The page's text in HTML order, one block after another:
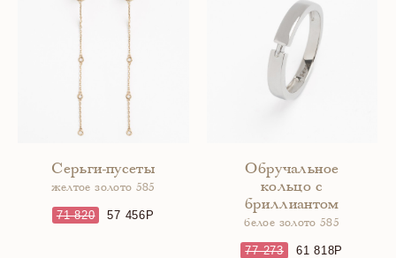
Серьги-пусеты
желтое золото 585
71 820 57 456
Обручальное
кольцо с
бриллиантом
белое золото 585
77 273 61 818